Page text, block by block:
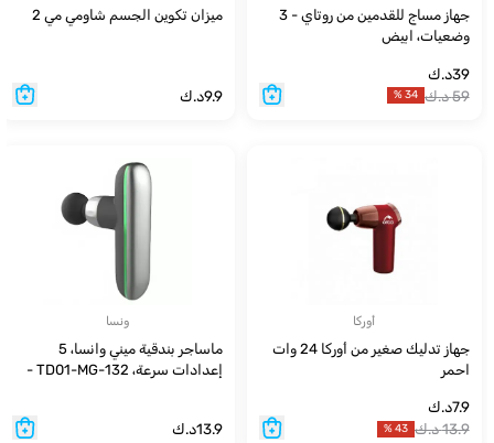
جهاز مساج للقدمين من روتاي - 3
وضعيات، ابيض
39د.ك
59د.ك 34
%
ميزان تكوين الجسم شاومي مي 2
9.9د.ك
أوركا
جهاز تدليك صغير من أوركا 24 وات
احمر
7.9د.ك
13.9د.ك 43
%
ونسا
ماساجر بندقية ميني وانسا، 5
إعدادات سرعة، TD01-MG-132 -
13.9د.ك